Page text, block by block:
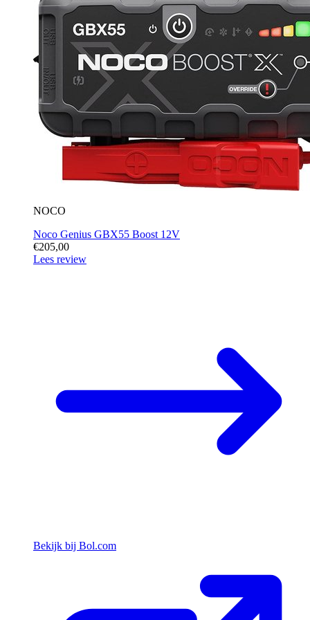
NOCO
Noco Genius GBX55 Boost 12V
€205,00
Lees review
Bekijk bij Bol.com